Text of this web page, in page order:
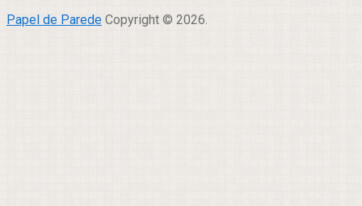
Papel de Parede Copyright © 2026.